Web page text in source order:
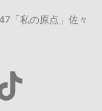
「私の原点」佐々